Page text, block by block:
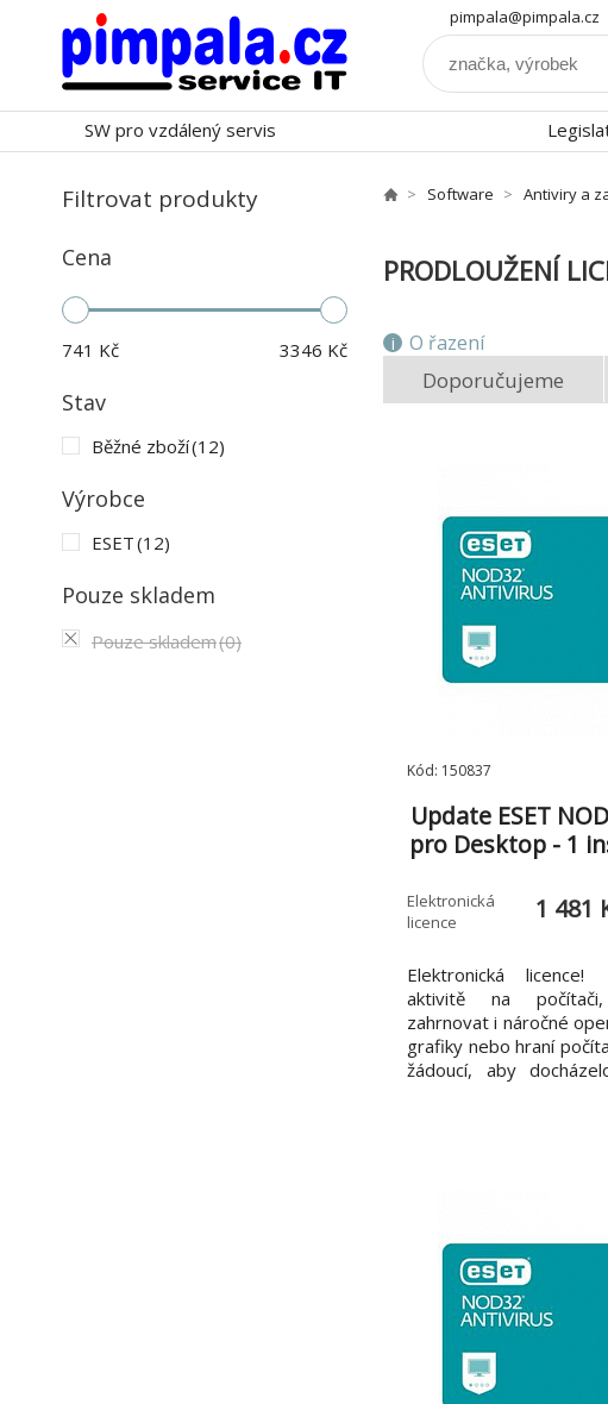
pimpala@pimpala.cz
SW pro vzdálený servis
Filtrovat produkty
Cena
741 Kč 3346 Kč
Stav
Běžné zboží(12)
Výrobce
ESET(12)
Pouze skladem
Pouze skladem(0)
Software Antiviry a
PRODLOUŽENÍ
O řazení
Doporučujeme
Kód: 150837
Update ESET
pro Desktop - 1
Elektronická
licence
1 481
Elektronická licence!
aktivitě na
zahrnovat i náročné
grafiky nebo hraní
žádoucí, aby